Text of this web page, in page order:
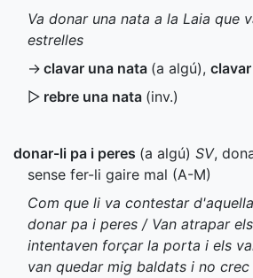
Va donar una nata a la Laia que
estrelles
→ clavar una nata (a algú),
▷ rebre una nata (inv.)
donar-li pa i peres (a algú) SV,
sense fer-li gaire mal (A-M)
Com que li va contestar
donar pa i peres / Van atrapar
intentaven forçar la porta i els
van quedar mig baldats i no